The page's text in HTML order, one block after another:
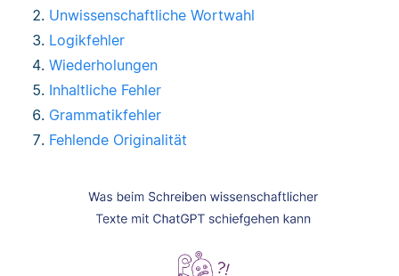
Unwissenschaftliche Wortwahl
Logikfehler
Wiederholungen
Inhaltliche Fehler
Grammatikfehler
Fehlende Originalität